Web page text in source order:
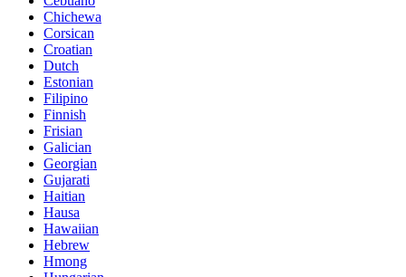
Chichewa
Corsican
Croatian
Dutch
Estonian
Filipino
Finnish
Frisian
Galician
Georgian
Gujarati
Haitian
Hausa
Hawaiian
Hebrew
Hmong